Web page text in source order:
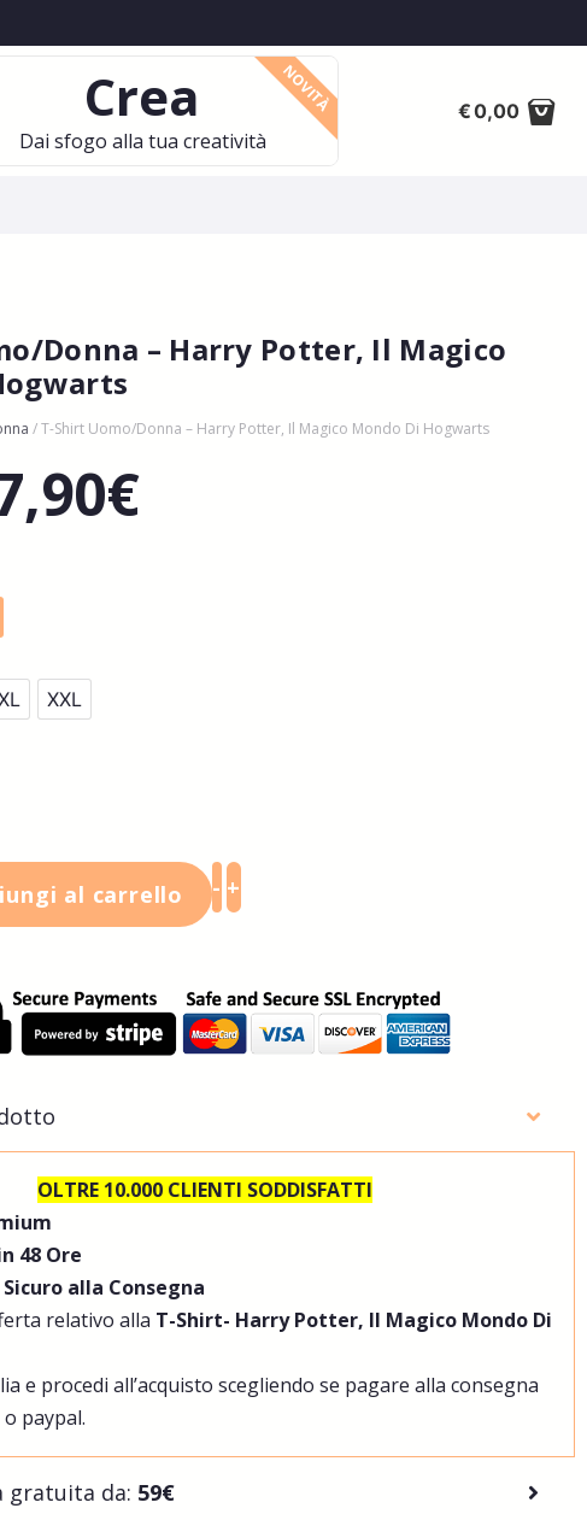
Crea
Dai sfogo alla tua creatività
NOVITÀ 0,00
€
Donna – Harry Potter, Il Magico
/ T-Shirt Uomo/Donna – Harry Potter, Il Magico Mondo Di Hogwarts
€
XXL
- +
al carrello
OLTRE 10.000 CLIENTI SODDISFATTI
48 Ore
alla Consegna
relativo alla T-Shirt- Harry Potter, Il Magico Mondo Di
e procedi all’acquisto scegliendo se pagare alla consegna
paypal.
gratuita da: 59€